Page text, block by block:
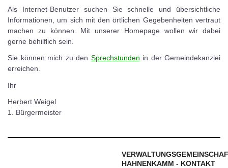
Als Internet-Benutzer suchen Sie schnelle und übersichtliche
Informationen, um sich mit den örtlichen Gegebenheiten vertraut
machen zu können. Mit unserer Homepage wollen wir dabei
gerne behilflich sein.
Sie können mich zu den Sprechstunden in der Gemeindekanzlei
erreichen.
Ihr
Herbert Weigel
1. Bürgermeister
HAHNENKAMM - KONTAKT